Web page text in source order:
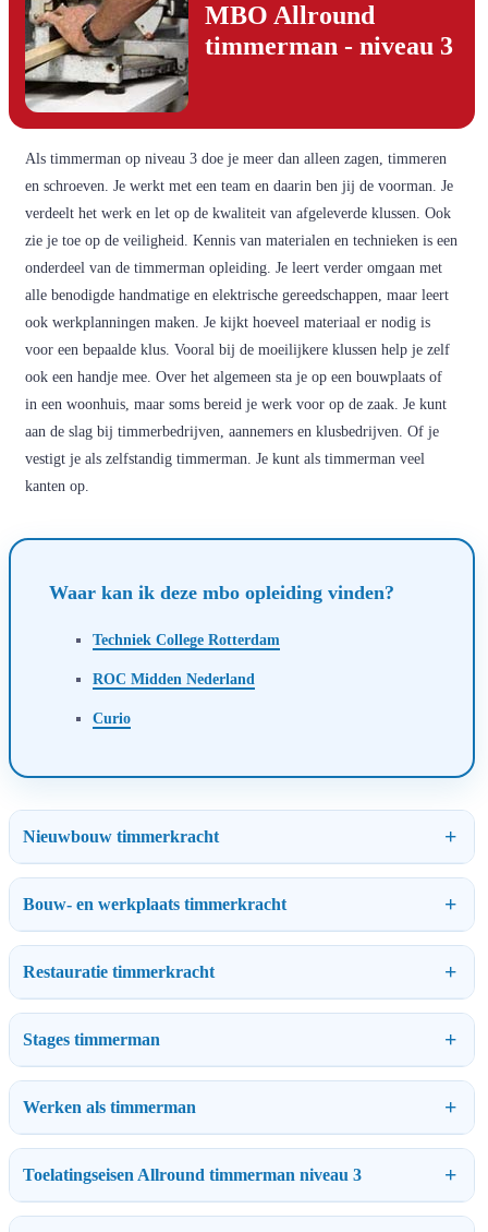
MBO Allround
timmerman - niveau 3
Als timmerman op niveau 3 doe je meer dan alleen zagen, timmeren
en schroeven. Je werkt met een team en daarin ben jij de voorman. Je
verdeelt het werk en let op de kwaliteit van afgeleverde klussen. Ook
zie je toe op de veiligheid. Kennis van materialen en technieken is een
onderdeel van de timmerman opleiding. Je leert verder omgaan met
alle benodigde handmatige en elektrische gereedschappen, maar leert
ook werkplanningen maken. Je kijkt hoeveel materiaal er nodig is
voor een bepaalde klus. Vooral bij de moeilijkere klussen help je zelf
ook een handje mee. Over het algemeen sta je op een bouwplaats of
in een woonhuis, maar soms bereid je werk voor op de zaak. Je kunt
aan de slag bij timmerbedrijven, aannemers en klusbedrijven. Of je
vestigt je als zelfstandig timmerman. Je kunt als timmerman veel
kanten op.
Waar kan ik deze mbo opleiding vinden?
Techniek College Rotterdam
ROC Midden Nederland
Curio
Nieuwbouw timmerkracht
Bouw- en werkplaats timmerkracht
Restauratie timmerkracht
Stages timmerman
Werken als timmerman
Toelatingseisen Allround timmerman niveau 3